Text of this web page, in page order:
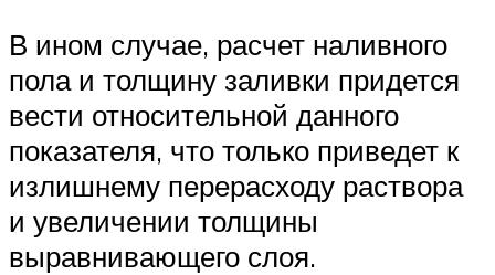
В ином случае, расчет наливного
пола и толщину заливки придется
вести относительной данного
показателя, что только приведет к
излишнему перерасходу раствора
и увеличении толщины
выравнивающего слоя.